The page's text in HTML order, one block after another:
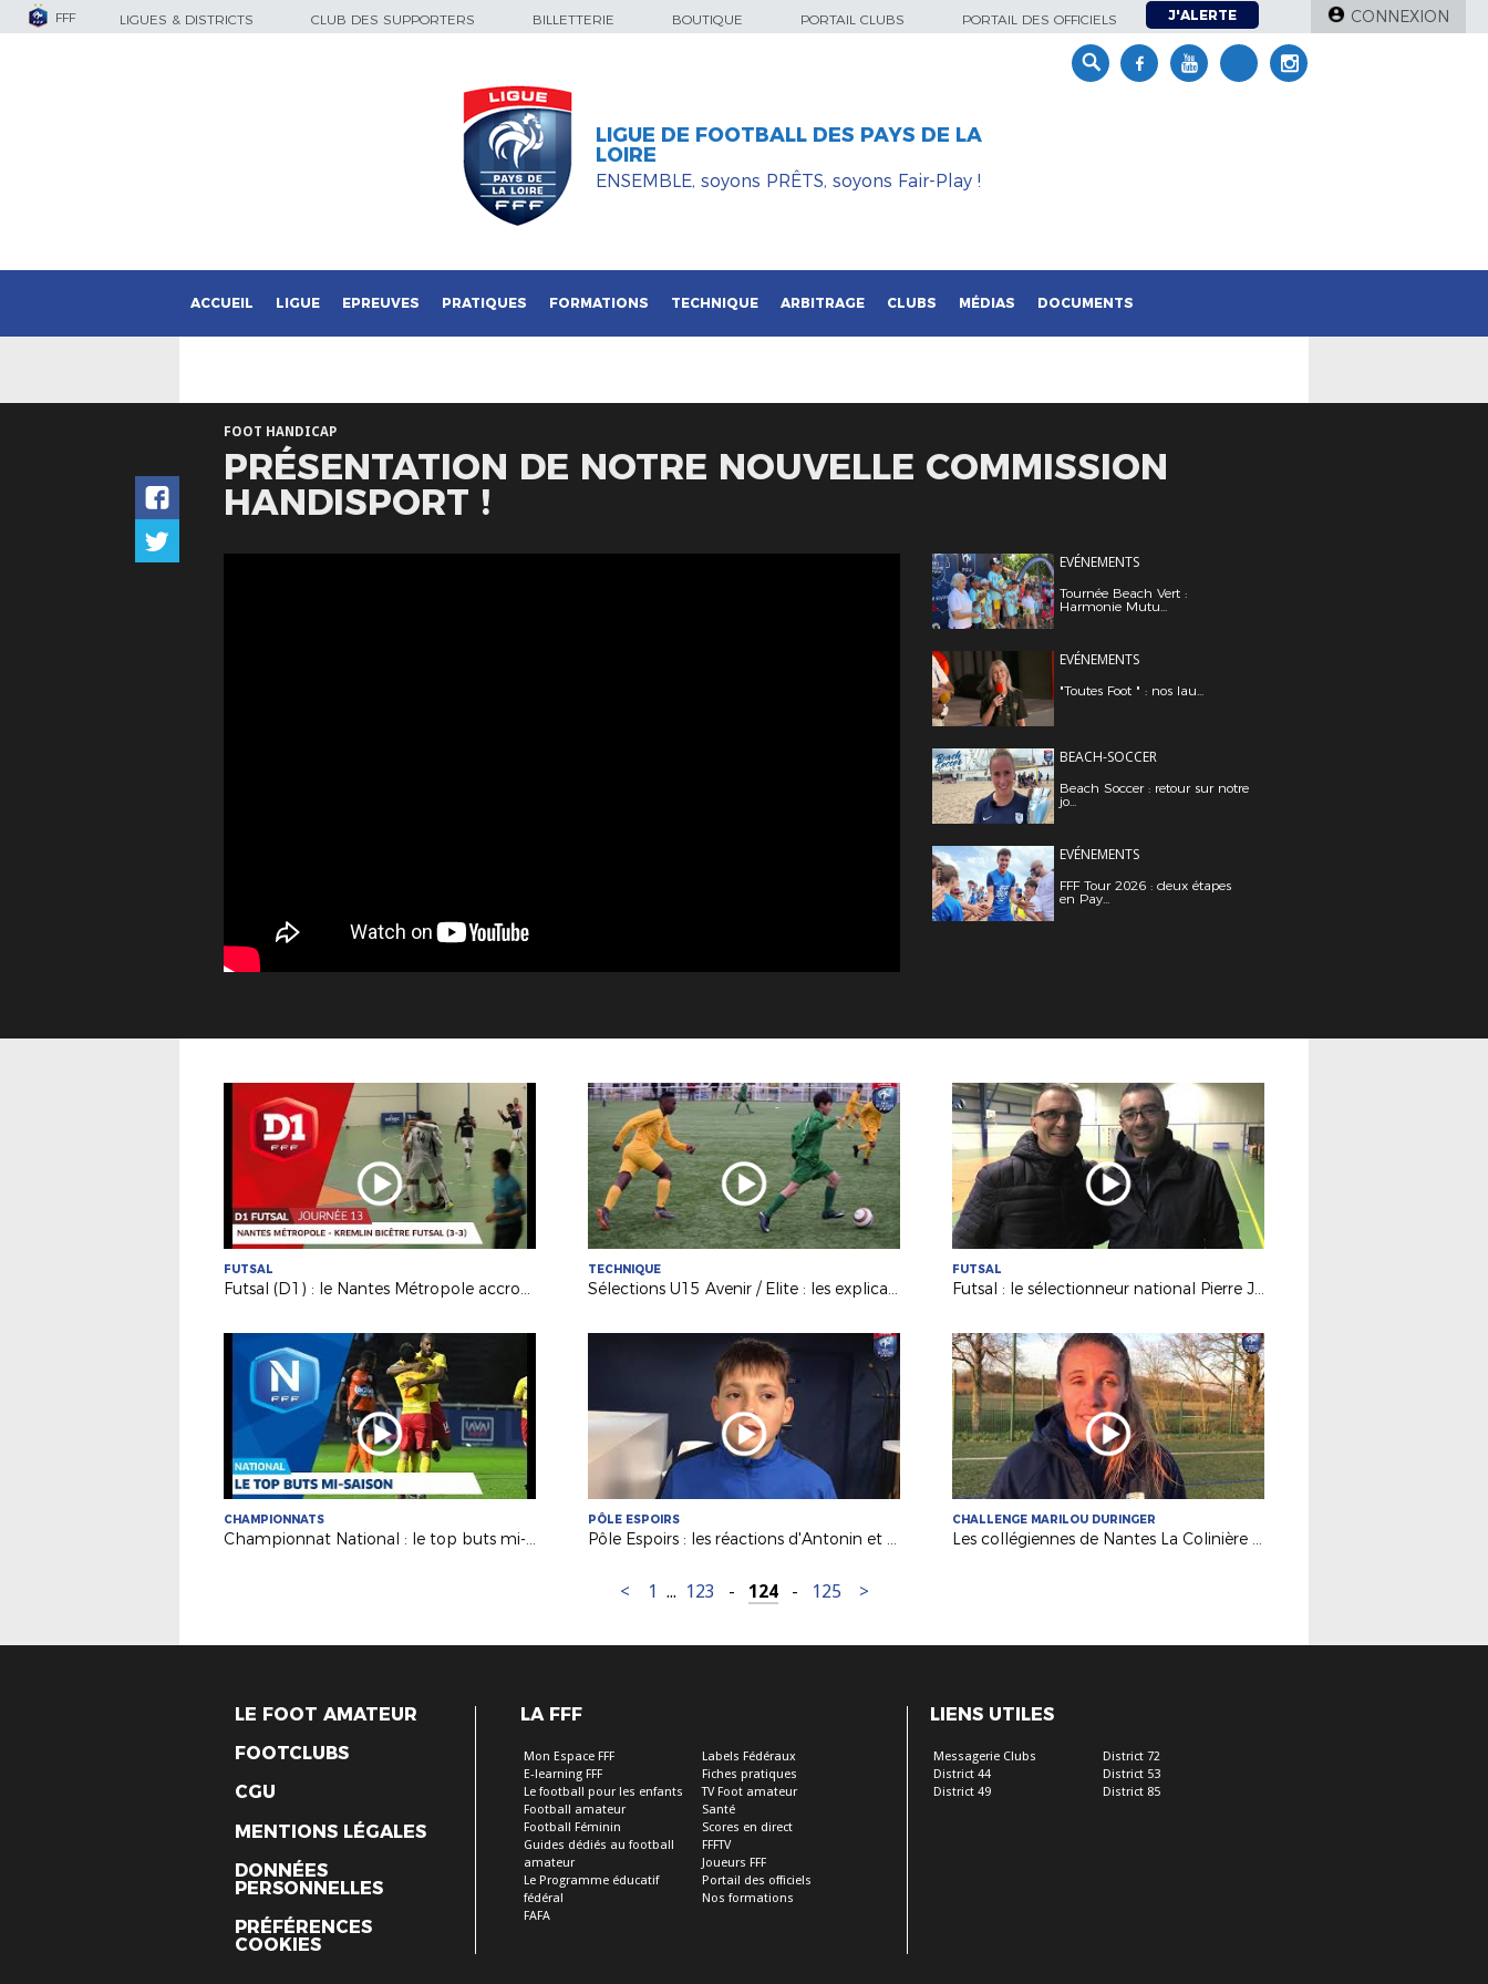
FFF LIGUES & DISTRICTS CLUB DES SUPPORTERS BILLETTERIE BOUTIQUE PORTAIL CLUBS PORTAIL DES OFFICIELS J'ALERTE CONNEXION
LIGUE DE FOOTBALL DES PAYS DE LA
LOIRE
ENSEMBLE, soyons PRÊTS, soyons Fair-Play !
ACCUEIL LIGUE EPREUVES PRATIQUES FORMATIONS TECHNIQUE ARBITRAGE CLUBS MÉDIAS DOCUMENTS
FOOT HANDICAP
PRÉSENTATION DE NOTRE NOUVELLE COMMISSION
HANDISPORT !
EVÉNEMENTS
Tournée Beach Vert :
Harmonie Mutu...
EVÉNEMENTS
"Toutes Foot " : nos lau...
BEACH-SOCCER
Beach Soccer : retour sur notre
jo...
EVÉNEMENTS
FFF Tour 2026 : deux étapes
en Pay...
FUTSAL
Futsal (D1) : le Nantes Métropole accroche le KB United (3-3)
TECHNIQUE
Sélections U15 Avenir / Elite : les explications de F. BODINEAU
FUTSAL
Futsal : le sélectionneur national Pierre Jacky était à Nantes !
CHAMPIONNATS
Championnat National : le top buts mi-saison
PÔLE ESPOIRS
Pôle Espoirs : les réactions d'Antonin et Titouan après Guingamp
CHALLENGE MARILOU DURINGER
Les collégiennes de Nantes La Colinière vainqueurs de la finale régionale
< 1 ... 123 - 124 - 125 >
LE FOOT AMATEUR
FOOTCLUBS
CGU
MENTIONS LÉGALES
DONNÉES
PERSONNELLES
PRÉFÉRENCES
COOKIES
LA FFF
Mon Espace FFF
E-learning FFF
Le football pour les enfants
Football amateur
Football Féminin
Guides dédiés au football
amateur
Le Programme éducatif
fédéral
FAFA
Labels Fédéraux
Fiches pratiques
TV Foot amateur
Santé
Scores en direct
FFFTV
Joueurs FFF
Portail des officiels
Nos formations
LIENS UTILES
Messagerie Clubs
District 44
District 49
District 72
District 53
District 85